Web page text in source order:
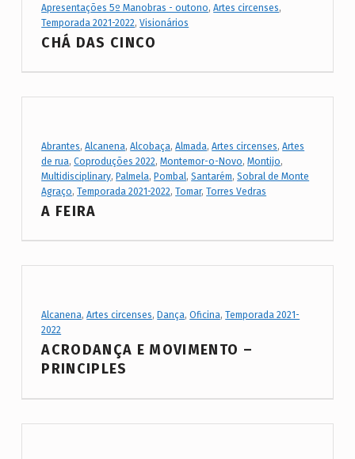
A
r
Apresentações 5º Manobras - outono,Artes circenses,
Temporada 2021-2022,Visionários
CHÁ DAS CINCO
Project Category:
Abrantes,Alcanena,Alcobaça,Almada,Artes circenses,Artes
de rua,Coproduções 2022,Montemor-o-Novo,Montijo,
Multidisciplinary, Palmela, Pombal,Santarém,Sobral de Monte
Agraço,Temporada 2021-2022,Tomar,Torres Vedras
A FEIRA
Project Category:
Alcanena,Artes circenses, Dança,Oficina,Temporada 2021-
2022
ACRODANÇA E MOVIMENTO –
PRINCIPLES